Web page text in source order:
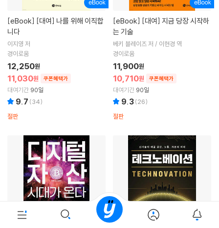
[eBook]
니다
이지영 저
경이로움
11,030원 쿠폰혜택가
12,250원
대여기간 90일
9.7 (34)
절판
[eBook]
는 기술
베키 블레이즈 저 / 이현경 역
경이로움
10,710원 쿠폰혜택가
11,900원
대여기간 90일
9.3(26)
절판